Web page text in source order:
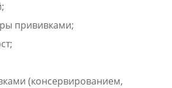
прививками;
(консервированием,